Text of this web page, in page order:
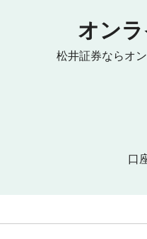
オンラ
松井証券ならオ
口